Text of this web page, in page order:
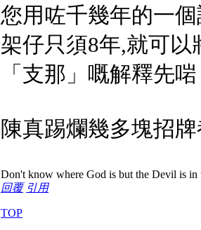
您用咗千幾年的一
架仔只須8年,就可
「支那」嘅解釋先啱
陳真踢爛幾多塊招
Don't know where God is but the Devil is in
回覆 引用
TOP